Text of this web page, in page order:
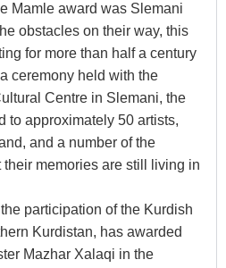
Mamle award was Slemani
obstacles on their way, this
for more than half a century
ceremony held with the
Centre in Slemani, the
to approximately 50 artists,
and a number of the
memories are still living in
participation of the Kurdish
Kurdistan, has awarded
Mazhar Xalaqi in the